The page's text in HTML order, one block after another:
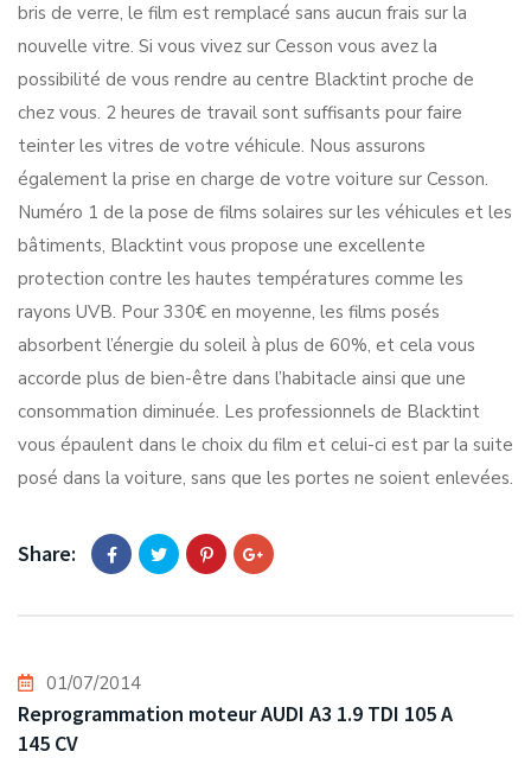
bris de verre, le film est remplacé sans aucun frais sur la
nouvelle vitre. Si vous vivez sur Cesson vous avez la
possibilité de vous rendre au centre Blacktint proche de
chez vous. 2 heures de travail sont suffisants pour faire
teinter les vitres de votre véhicule. Nous assurons
également la prise en charge de votre voiture sur Cesson.
Numéro 1 de la pose de films solaires sur les véhicules et les
bâtiments, Blacktint vous propose une excellente
protection contre les hautes températures comme les
rayons UVB. Pour 330€ en moyenne, les films posés
absorbent l’énergie du soleil à plus de 60%, et cela vous
accorde plus de bien-être dans l’habitacle ainsi que une
consommation diminuée. Les professionnels de Blacktint
vous épaulent dans le choix du film et celui-ci est par la suite
posé dans la voiture, sans que les portes ne soient enlevées.
Share:
01/07/2014
Reprogrammation moteur AUDI A3 1.9 TDI 105 A
145 CV